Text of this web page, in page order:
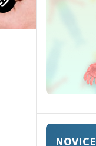
NOVICE